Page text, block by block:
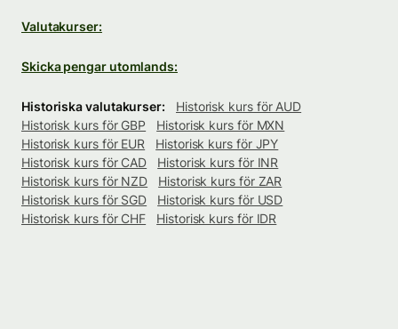
Valutakurser:
Skicka pengar utomlands:
Historiska valutakurser:
Historisk kurs för AUD
Historisk kurs för GBP
Historisk kurs för MXN
Historisk kurs för EUR
Historisk kurs för JPY
Historisk kurs för CAD
Historisk kurs för INR
Historisk kurs för NZD
Historisk kurs för ZAR
Historisk kurs för SGD
Historisk kurs för USD
Historisk kurs för CHF
Historisk kurs för IDR